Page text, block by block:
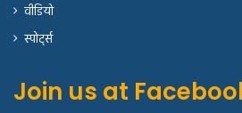
वीडियो
स्पोर्ट्स
Join us at